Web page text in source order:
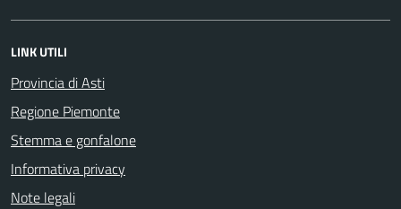
LINK UTILI
Provincia di Asti
Regione Piemonte
Stemma e gonfalone
Informativa privacy
Note legali